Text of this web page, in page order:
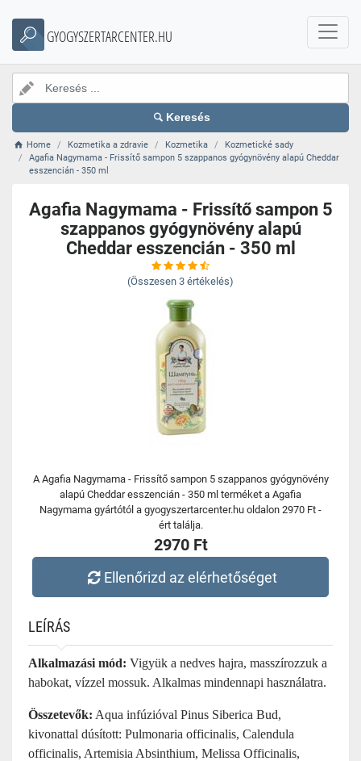
GYOGYSZERTARCENTER.HU
Keresés
Home Kozmetika a zdravie Kozmetika
Kozmetické sady
Agafia Nagymama - Frissítő sampon 5 szappanos gyógynövény alapú Cheddar
esszencián - 350 ml
Agafia Nagymama - Frissítő sampon 5
szappanos gyógynövény alapú
Cheddar esszencián - 350 ml
(Összesen 3 értékelés)
A Agafia Nagymama - Frissítő sampon 5 szappanos gyógynövény
alapú Cheddar esszencián - 350 ml terméket a Agafia
Nagymama gyártótól a gyogyszertarcenter.hu oldalon 2970 Ft -
ért találja.
2970 Ft
Ellenőrizd az elérhetőséget
LEÍRÁS
Alkalmazási mód: Vigyük a nedves hajra, masszírozzuk a
habokat, vízzel mossuk. Alkalmas mindennapi használatra.
Összetevők: Aqua infúzióval Pinus Siberica Bud,
kivonattal dúsított: Pulmonaria officinalis, Calendula
officinalis, Artemisia Absinthium, Melissa Officinalis,